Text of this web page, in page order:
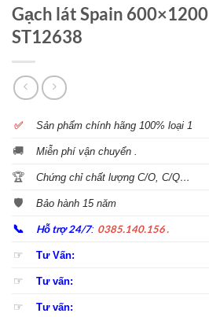
Gạch lát Spain
ST12638
✅ Sản phẩm chính hãng 100% loại 1
🚚 Miễn phí vận chuyển .
🏆 Chứng chỉ chất lượng C/O, C/Q…
🛡️ Bảo hành 15 năm
📞 Hỗ trợ 24/7: 0385.140.156 .
☞ Tư Vấn:
☞ Tư vấn:
☞ Tư vấn: